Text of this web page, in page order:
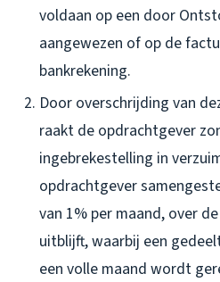
voldaan op een door
aangewezen of op de
bankrekening.
Door overschrijding van
raakt de opdrachtgever
ingebrekestelling in
opdrachtgever
van 1% per maand, over
uitblijft, waarbij een
een volle maand wordt